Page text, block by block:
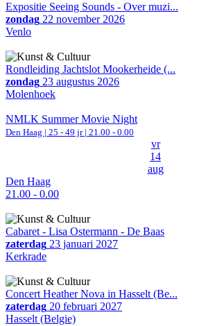
Expositie Seeing Sounds - Over muzi...
zondag 22 november 2026
Venlo
Rondleiding Jachtslot Mookerheide (...
zondag 23 augustus 2026
Molenhoek
NMLK Summer Movie Night
Den Haag | 25 - 49 jr | 21.00 - 0.00
vr
14
aug
Den Haag
21.00 - 0.00
Cabaret - Lisa Ostermann - De Baas
zaterdag 23 januari 2027
Kerkrade
Concert Heather Nova in Hasselt (Be...
zaterdag 20 februari 2027
Hasselt (Belgie)